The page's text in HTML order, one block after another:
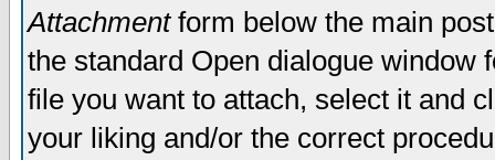
Attachmentform below the main
the standard Open dialogue window
file you want to attach, select it and
your liking and/or the correct